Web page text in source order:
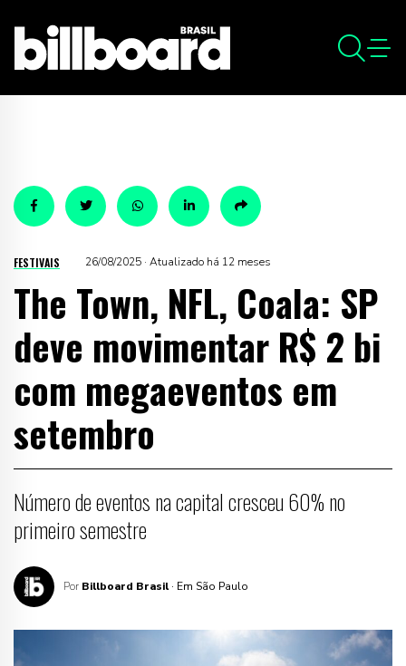
FESTIVAIS 26/08/2025 · Atualizado há 12 meses
The Town, NFL, Coala: SP
deve movimentar R$ 2 bi
com megaeventos em
setembro
Número de eventos na capital cresceu 60% no
primeiro semestre
Por Billboard Brasil · Em São Paulo